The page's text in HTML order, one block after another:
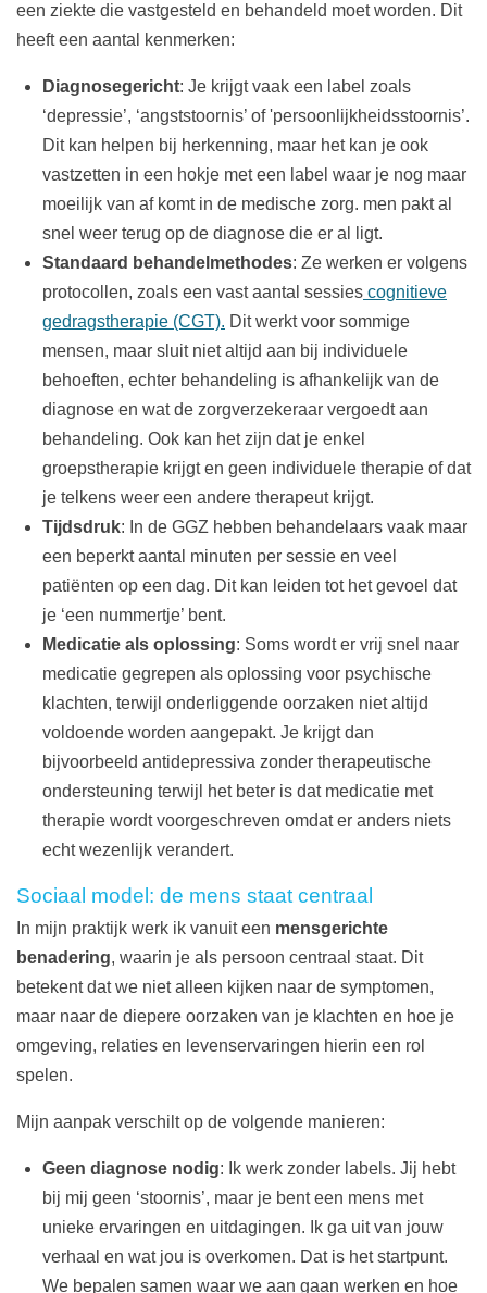
een ziekte die vastgesteld en behandeld moet worden. Dit
heeft een aantal kenmerken:
Diagnosegericht: Je krijgt vaak een label zoals
‘depressie’, ‘angststoornis’ of 'persoonlijkheidsstoornis’.
Dit kan helpen bij herkenning, maar het kan je ook
vastzetten in een hokje met een label waar je nog maar
moeilijk van af komt in de medische zorg. men pakt al
snel weer terug op de diagnose die er al ligt.
Standaard behandelmethodes: Ze werken er volgens
protocollen, zoals een vast aantal sessies cognitieve
gedragstherapie (CGT). Dit werkt voor sommige
mensen, maar sluit niet altijd aan bij individuele
behoeften, echter behandeling is afhankelijk van de
diagnose en wat de zorgverzekeraar vergoedt aan
behandeling. Ook kan het zijn dat je enkel
groepstherapie krijgt en geen individuele therapie of dat
je telkens weer een andere therapeut krijgt.
Tijdsdruk: In de GGZ hebben behandelaars vaak maar
een beperkt aantal minuten per sessie en veel
patiënten op een dag. Dit kan leiden tot het gevoel dat
je ‘een nummertje’ bent.
Medicatie als oplossing: Soms wordt er vrij snel naar
medicatie gegrepen als oplossing voor psychische
klachten, terwijl onderliggende oorzaken niet altijd
voldoende worden aangepakt. Je krijgt dan
bijvoorbeeld antidepressiva zonder therapeutische
ondersteuning terwijl het beter is dat medicatie met
therapie wordt voorgeschreven omdat er anders niets
echt wezenlijk verandert.
Sociaal model: de mens staat centraal
In mijn praktijk werk ik vanuit een mensgerichte
benadering, waarin je als persoon centraal staat. Dit
betekent dat we niet alleen kijken naar de symptomen,
maar naar de diepere oorzaken van je klachten en hoe je
omgeving, relaties en levenservaringen hierin een rol
spelen.
Mijn aanpak verschilt op de volgende manieren:
Geen diagnose nodig: Ik werk zonder labels. Jij hebt
bij mij geen ‘stoornis’, maar je bent een mens met
unieke ervaringen en uitdagingen. Ik ga uit van jouw
verhaal en wat jou is overkomen. Dat is het startpunt.
We bepalen samen waar we aan gaan werken en hoe